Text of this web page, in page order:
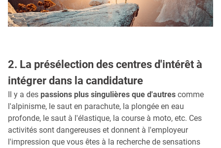
2. La présélection des centres d'intérêt à
intégrer dans la candidature
Il y a des passions plus singulières que d'autres comme
l'alpinisme, le saut en parachute, la plongée en eau
profonde, le saut à l'élastique, la course à moto, etc. Ces
activités sont dangereuses et donnent à l'employeur
l'impression que vous êtes à la recherche de sensations